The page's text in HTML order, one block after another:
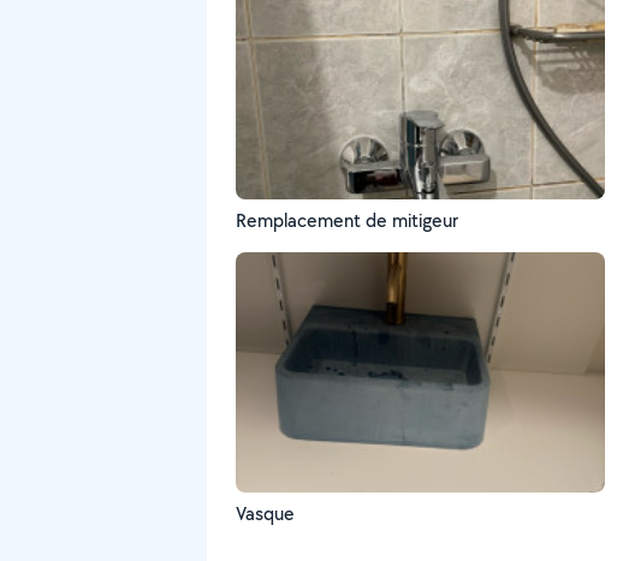
Remplacement de mitigeur
Vasque